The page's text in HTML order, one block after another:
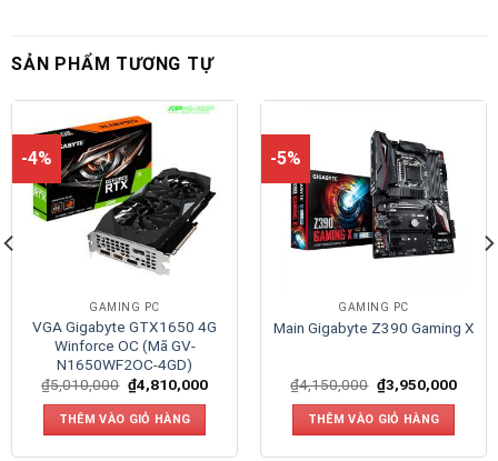
SẢN PHẨM TƯƠNG TỰ
-4%
GAMING PC
VGA Gigabyte GTX1650 4G
Winforce OC (Mã GV-
N1650WF2OC-4GD)
₫5,010,000 ₫4,810,000
THÊM VÀO GIỎ HÀNG
-5%
GAMING PC
Main Gigabyte Z390 Gaming X
₫4,150,000 ₫3,950,000
THÊM VÀO GIỎ HÀNG